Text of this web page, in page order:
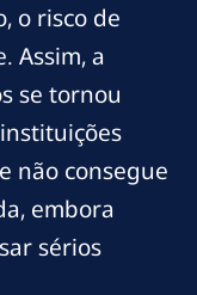
o risco de
Assim, a
se tornou
não consegue
embora
sérios